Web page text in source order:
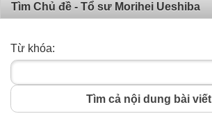
Tìm Chủ đề - Tổ sư Morihei Ueshiba
Từ khóa:
Tìm cả nội dung bài viết